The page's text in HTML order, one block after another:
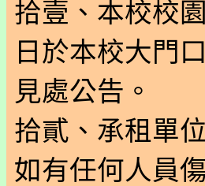
拾壹、本校校
日於本校大門
見處公告。
拾貳、承租單
如有任何人員